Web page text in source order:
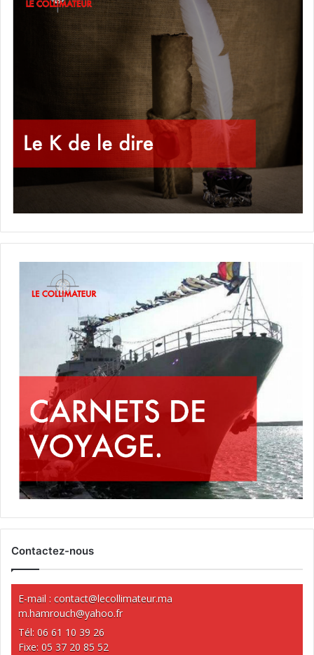
Contactez-nous
E-mail : contact@lecollimateur.ma
m.hamrouch@yahoo.fr
Tél: 06 61 10 39 26
Fixe: 05 37 20 85 52